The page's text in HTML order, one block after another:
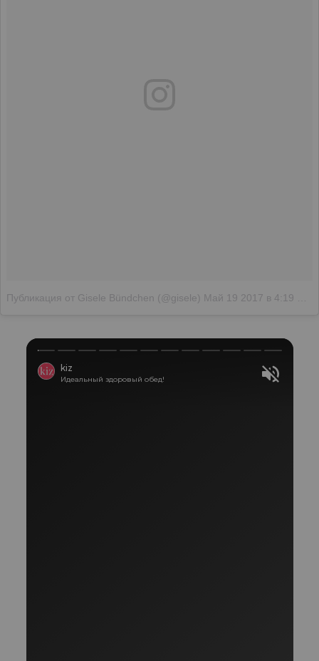
Публикация от Gisele Bündchen (@gisele) Май 19 2017 в 4:19 PDT